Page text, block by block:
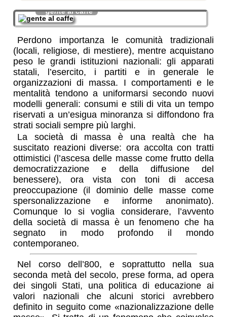
genteal caffe
Perdono importanza le comunità tradizionali
(locali, religiose, di mestiere), mentre acquistano
peso le grandi istituzioni nazionali: gli apparati
statali, l’esercito, i partiti e in generale le
organizzazioni di massa. I comportamenti e le
mentalità tendono a uniformarsi secondo nuovi
modelli generali: consumi e stili di vita un tempo
riservati a un’esigua minoranza si diffondono fra
strati sociali sempre più larghi.
La società di massa è una realtà che ha
suscitato reazioni diverse: ora accolta con tratti
ottimistici (l’ascesa delle masse come frutto della
democratizzazione e della diffusione del
benessere), ora vista con toni di accesa
preoccupazione (il dominio delle masse come
spersonalizzazione e informe anonimato).
Comunque lo si voglia considerare, l’avvento
della società di massa è un fenomeno che ha
segnato in modo profondo il mondo
contemporaneo.
Nel corso dell’800, e soprattutto nella sua
seconda metà del secolo, prese forma, ad opera
dei singoli Stati, una politica di educazione ai
valori nazionali che alcuni storici avrebbero
definito in seguito come
nazionalizzazione delle